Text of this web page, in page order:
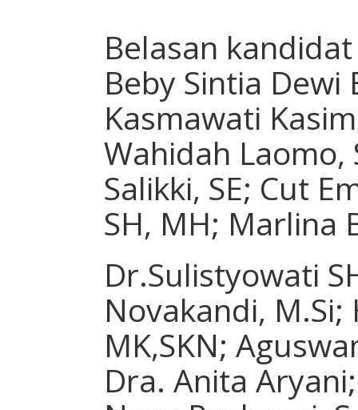
Belasan
Beby Sintia Dewi
Kasmawati
Wahidah Laomo,
Salikki, SE; Cut
SH, MH; Marlina
Dr.Sulistyowati
Novakandi, M.Si;
MK,SKN;
Dra. Anita